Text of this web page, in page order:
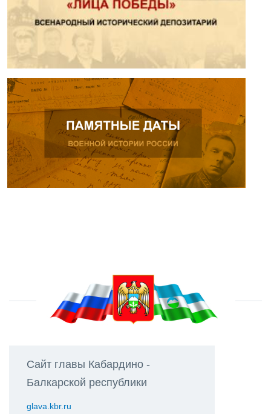
Сайт главы Кабардино -
Балкарской республики
glava.kbr.ru